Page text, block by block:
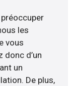
préoccuper
les
vous
d’un
un
De plus,